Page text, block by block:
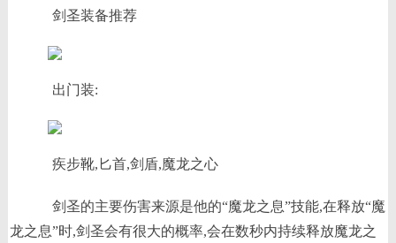
剑圣装备推荐
出门装:
疾步靴,匕首,剑盾,魔龙之心
剑圣的主要伤害来源是他的“魔龙之息”技能,在释放“魔
龙之息”时,剑圣会有很大的概率,会在数秒内持续释放魔龙之